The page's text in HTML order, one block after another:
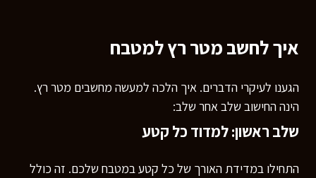
איך לחשב מטר רץ למטבח
הגענו לעיקרי הדברים. איך הלכה למעשה מחשבים מטר רץ.
הינה החישוב שלב אחר שלב:
שלב ראשון: למדוד כל קטע
התחילו במדידת האורך של כל קטע במטבח שלכם. זה כולל